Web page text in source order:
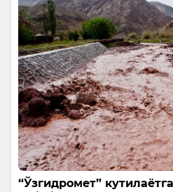
“Ўзгидромет”